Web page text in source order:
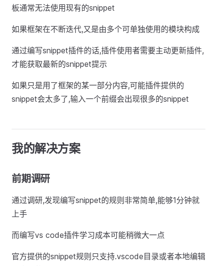
板通常无法使用现有的snippet
如果框架在不断迭代,又是由多个可单独使用的模块构成
通过编写snippet插件的话,插件使用者需要主动更新插件,
才能获取最新的snippet提示
如果只是用了框架的某一部分内容,可能插件提供的
snippet会太多了,输入一个前缀会出现很多的snippet
我的解决方案
前期调研
通过调研,发现编写snippet的规则非常简单,能够1分钟就
上手
而编写vs code插件学习成本可能稍微大一点
官方提供的snippet规则只支持.vscode目录或者本地编辑